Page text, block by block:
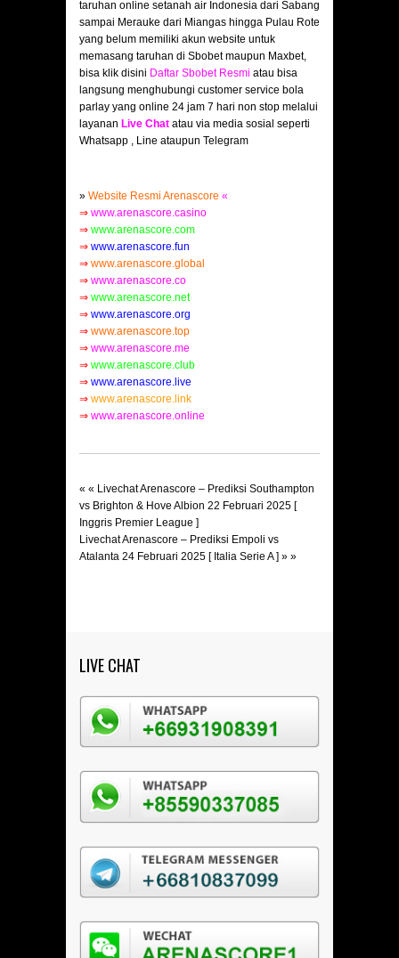
taruhan online setanah air Indonesia dari Sabang
sampai Merauke dari Miangas hingga Pulau Rote
yang belum memiliki akun website untuk
memasang taruhan di Sbobet maupun Maxbet,
bisa klik disini Daftar Sbobet Resmi atau bisa
langsung menghubungi customer service bola
parlay yang online 24 jam 7 hari non stop melalui
layanan Live Chat atau via media sosial seperti
Whatsapp , Line ataupun Telegram
» Website Resmi Arenascore «
⇒ www.arenascore.casino
⇒ www.arenascore.com
⇒ www.arenascore.fun
⇒ www.arenascore.global
⇒ www.arenascore.co
⇒ www.arenascore.net
⇒ www.arenascore.org
⇒ www.arenascore.top
⇒ www.arenascore.me
⇒ www.arenascore.club
⇒ www.arenascore.live
⇒ www.arenascore.link
⇒ www.arenascore.online
« « Livechat Arenascore – Prediksi Southampton
vs Brighton & Hove Albion 22 Februari 2025 [
Inggris Premier League ]
Livechat Arenascore – Prediksi Empoli vs
Atalanta 24 Februari 2025 [ Italia Serie A ] » »
LIVE CHAT